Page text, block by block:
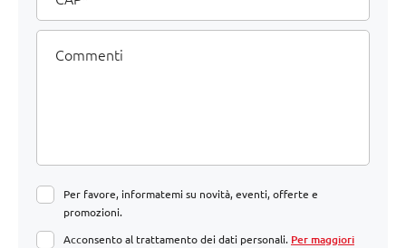
Commenti
Per favore, informatemi su novità, eventi, offerte e
promozioni.
Acconsento al trattamento dei dati personali. Per maggiori